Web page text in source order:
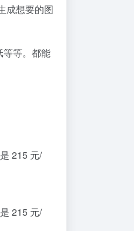
成想要的图
等等。都能
215 元/
215 元/